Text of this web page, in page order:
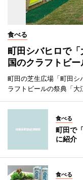
食べる
町田シバヒロで
国のクラフトビ
町田の芝生広場「町田シ
ラフトビールの祭典「大
食べる
町田で
に紹介
食べる